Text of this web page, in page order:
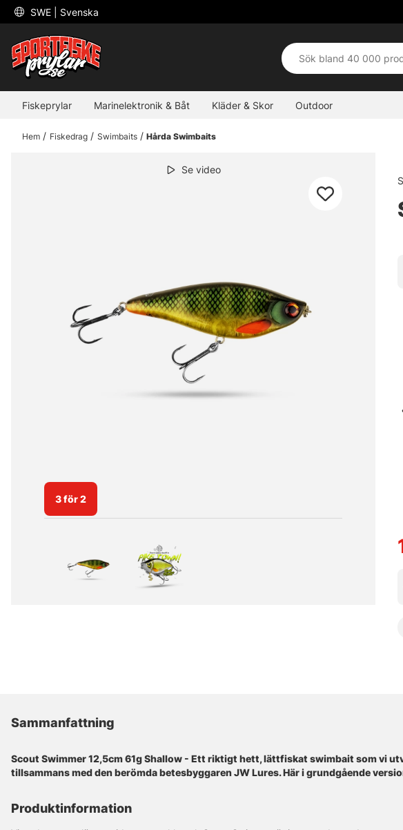
SWE | Svenska
Fiskeprylar Marinelektronik & Båt Kläder & Skor Outdoor
Hem Fiskedrag Swimbaits Hårda Swimbaits
3 för 2
Se video
Sammanfattning
Scout Swimmer 12,5cm 61g Shallow - Ett riktigt hett, lättfiskat swimbait som vi
tillsammans med den berömda betesbyggaren JW Lures. Här i grundgående
Produktinformation